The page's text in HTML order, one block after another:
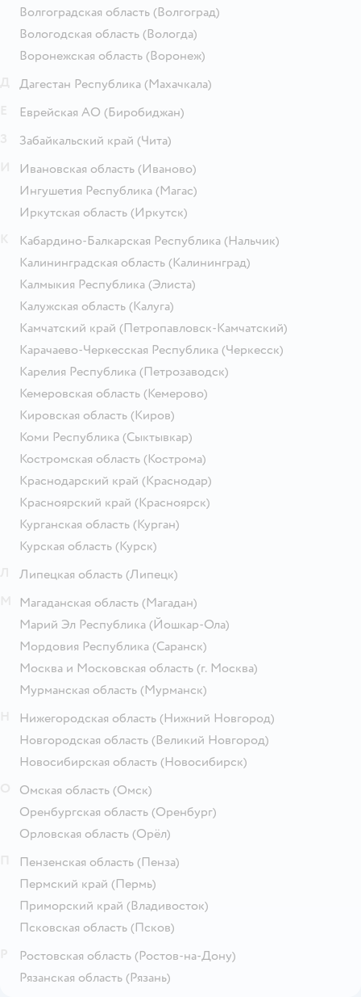
Волгоградская область (Волгоград)
Вологодская область (Вологда)
Воронежская область (Воронеж)
Дагестан Республика (Махачкала)
Еврейская АО (Биробиджан)
Забайкальский край (Чита)
Ивановская область (Иваново)
Ингушетия Республика (Магас)
Иркутская область (Иркутск)
Кабардино-Балкарская Республика (Нальчик)
Калининградская область (Калининград)
Калмыкия Республика (Элиста)
Калужская область (Калуга)
Камчатский край (Петропавловск-Камчатский)
Карачаево-Черкесская Республика (Черкесск)
Карелия Республика (Петрозаводск)
Кемеровская область (Кемерово)
Кировская область (Киров)
Коми Республика (Сыктывкар)
Костромская область (Кострома)
Краснодарский край (Краснодар)
Красноярский край (Красноярск)
Курганская область (Курган)
Курская область (Курск)
Липецкая область (Липецк)
Магаданская область (Магадан)
Марий Эл Республика (Йошкар-Ола)
Мордовия Республика (Саранск)
Москва и Московская область (г. Москва)
Мурманская область (Мурманск)
Нижегородская область (Нижний Новгород)
Новгородская область (Великий Новгород)
Новосибирская область (Новосибирск)
Омская область (Омск)
Оренбургская область (Оренбург)
Орловская область (Орёл)
Пензенская область (Пенза)
Пермский край (Пермь)
Приморский край (Владивосток)
Псковская область (Псков)
Ростовская область (Ростов-на-Дону)
Рязанская область (Рязань)